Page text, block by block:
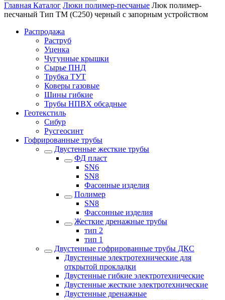
Главная Каталог Люки полимер-песчаные Люк полимер-
песчаный Тип ТМ (С250) черный с запорным устройством
Распродажа
Раструб
Уценка
Чугунные крышки
Сырье ПНД
Трубка ТУТ
Коверы газовые
Шины гибкие
Трубы НПВХ обсадные
Геотекстиль
Сибур
Русгеосинт
Гофрированные трубы
Двустенные жесткие трубы
ФД пласт
SN6
SN8
Фасонные изделия
Полимер
SN8
Фассонные изделия
Жесткие дренажные трубы
тип 2
тип 1
Двустенные гофрированные трубы ДКС
Двустенные электротехнические для
открытой прокладки
Двустенные гибкие электротехнические
Двустенные жесткие электротехнические
Двустенные дренажные